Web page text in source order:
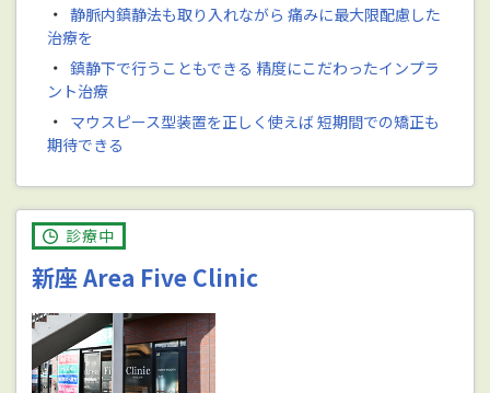
・ 静脈内鎮静法も取り入れながら 痛みに最大限配慮した
治療を
・ 鎮静下で行うこともできる 精度にこだわったインプラ
ント治療
・ マウスピース型装置を正しく使えば 短期間での矯正も
期待できる
診療中
新座 Area Five Clinic